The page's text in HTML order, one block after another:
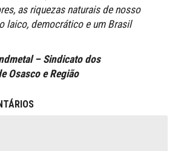
as riquezas naturais de nosso
laico, democrático e um Brasil
– Sindicato dos
Osasco e Região